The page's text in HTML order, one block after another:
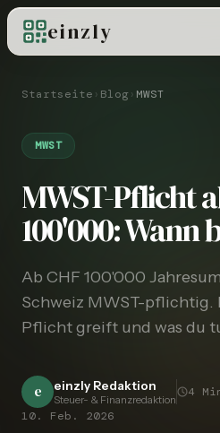
einzly
Startseite › Blog› MWST
MWST
MWST-Pflicht
100'000: Wann
Ab CHF 100'000
Schweiz MWST-pflichtig.
Pflicht greift und was du
e einzly Redaktion
Steuer- & Finanzredaktion
4
10. Feb. 2026